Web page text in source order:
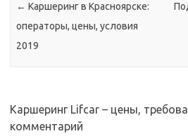
← Каршеринг в Красноярске:
операторы, цены, условия
2019
Каршеринг Lifcar – цены,
комментарий